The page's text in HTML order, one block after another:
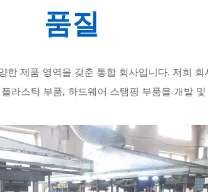
품질
제품 영역을 갖춘 통합 회사입니다. 저희
라스틱 부품, 하드웨어 스탬핑 부품을 개발